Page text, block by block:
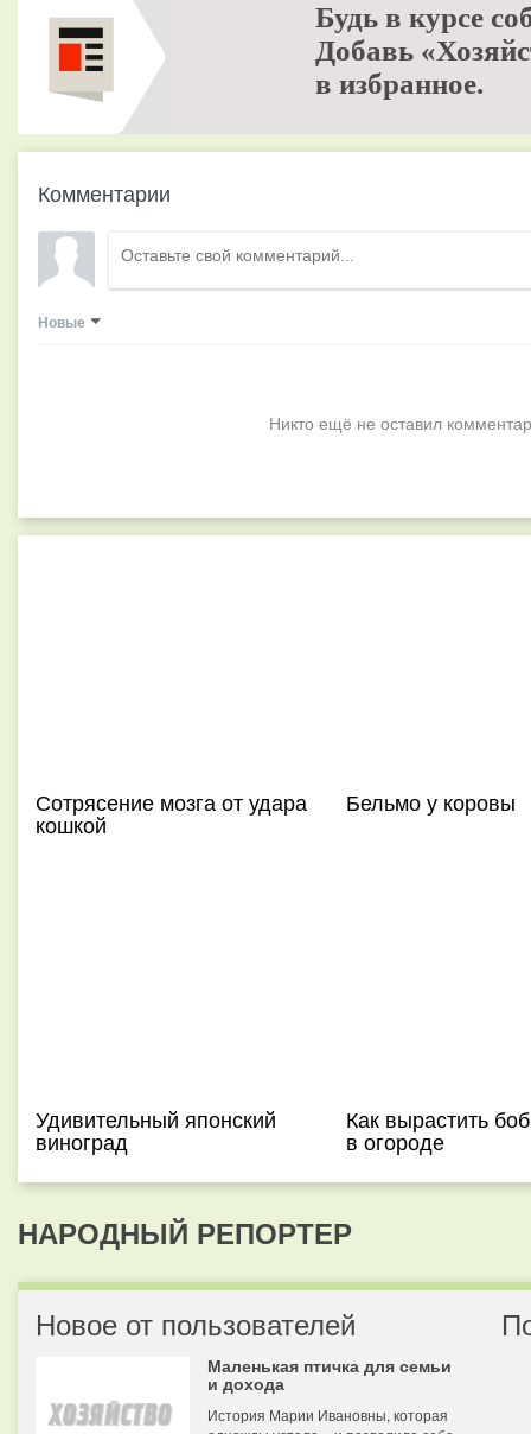
Будь в курсе
Добавь
в избранное.
Комментарии
Новые
Никто ещё не оставил
Сотрясение мозга от удара
кошкой
Бельмо у коровы
Удивительный японский
виноград
Как вырастить
в огороде
НАРОДНЫЙ РЕПОРТЕР
Новое от пользователей
Маленькая птичка для семьи
и дохода
История Марии Ивановны, которая